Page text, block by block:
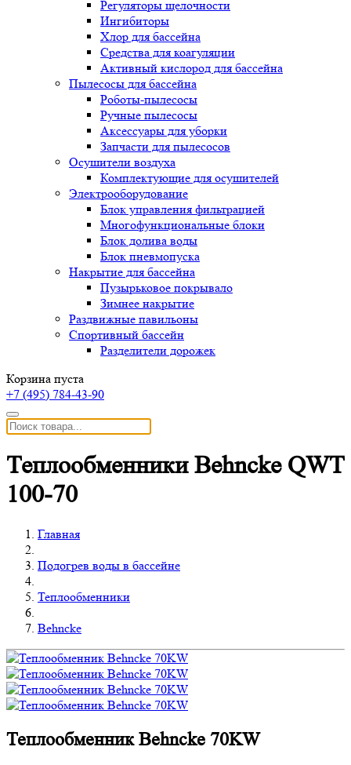
Регуляторы щелочности
Ингибиторы
Хлор для бассейна
Средства для коагуляции
Активный кислород для бассейна
Пылесосы для бассейна
Роботы-пылесосы
Ручные пылесосы
Аксессуары для уборки
Запчасти для пылесосов
Осушители воздуха
Комплектующие для осушителей
Электрооборудование
Блок управления фильтрацией
Многофункциональные блоки
Блок долива воды
Блок пневмопуска
Накрытие для бассейна
Пузырьковое покрывало
Зимнее накрытие
Раздвижные павильоны
Спортивный бассейн
Разделители дорожек
Корзина пуста
+7 (495) 784-43-90
Теплообменники Behncke QWT
100-70
Главная
Подогрев воды в бассейне
Теплообменники
Behncke
Теплообменник Behncke 70KW